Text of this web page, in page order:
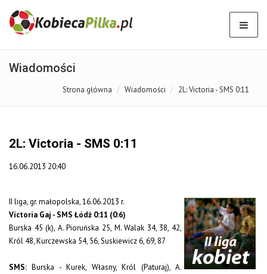
Wiadomości
Strona główna Wiadomości 2L: Victoria - SMS 0:11
2L: Victoria - SMS 0:11
16.06.2013 20:40
II liga, gr. małopolska, 16.06.2013 r.
Victoria Gaj - SMS Łódź 0:11 (0:6)
Burska 45 (k), A. Pioruńska 25, M. Walak 34, 38, 42,
Król 48, Kurczewska 54, 56, Suskiewicz 6, 69, 87
SMS: Burska - Kurek, Własny, Król (Paturaj), A.